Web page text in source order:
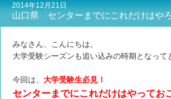
2014年12月21日
山口県 センターまでにこれだけはやろ
みなさん、こんにちは。
大学受験シーズンも追い込みの時期となっ
今回は、 大学受験生必見！
センターまでにこれだけはやってお